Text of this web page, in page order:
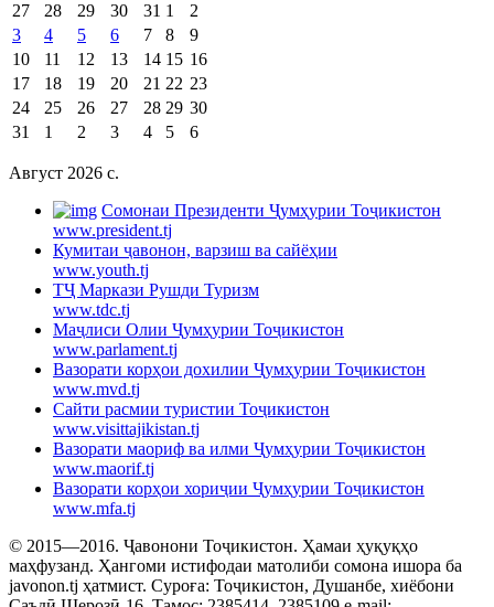
27
28 29 30 31 1
2
3
4 5 6 7 8
9
10
11 12 13 14 15 16
17
18 19 20 21 22 23
24
25 26 27 28 29 30
31
1 2 3 4 5 6
Август 2026 c.
Cомонаи Президенти Ҷумҳурии Тоҷикистон
www.president.tj
Кумитаи ҷавонон, варзиш ва сайёҳии
www.youth.tj
ТҶ Маркази Рушди Туризм
www.tdc.tj
Маҷлиси Олии Ҷумҳурии Тоҷикистон
www.parlament.tj
Вазорати корҳои дохилии Ҷумҳурии Тоҷикистон
www.mvd.tj
Сайти расмии туристии Тоҷикистон
www.visittajikistan.tj
Вазорати маориф ва илми Ҷумҳурии Тоҷикистон
www.maorif.tj
Вазорати корҳои хориҷии Ҷумҳурии Тоҷикистон
www.mfa.tj
© 2015—2016. Ҷавонони Тоҷикистон. Ҳамаи ҳуқуқҳо
маҳфузанд. Ҳангоми истифодаи матолиби сомона ишора ба
javonon.tj ҳатмист. Суроға: Тоҷикистон, Душанбе, хиёбони